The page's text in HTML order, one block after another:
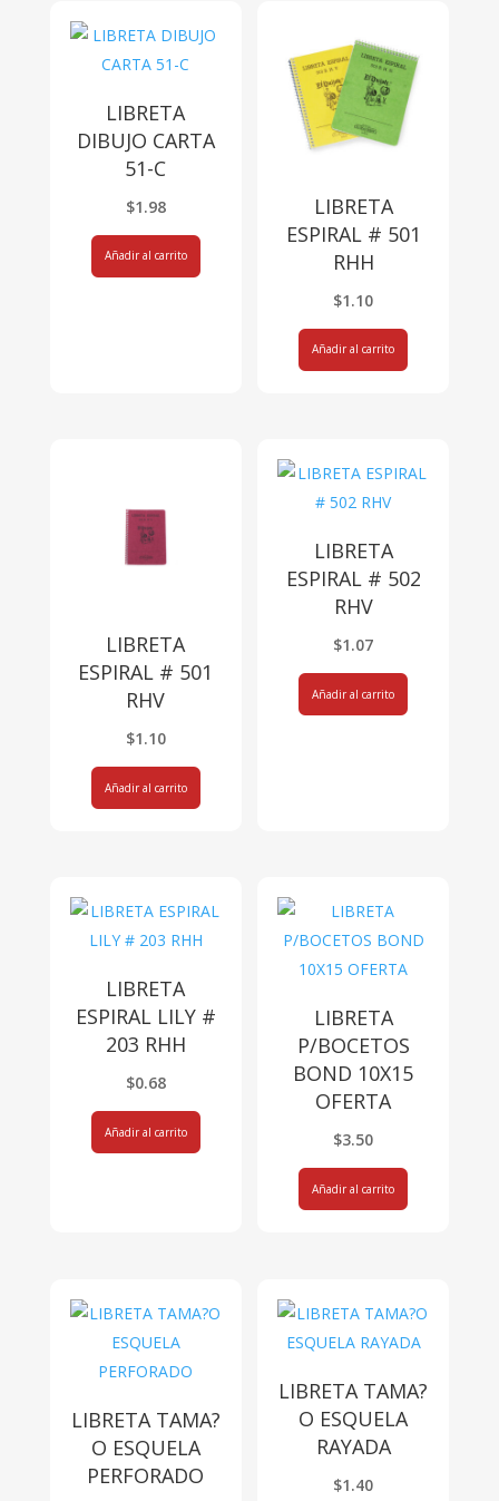
LIBRETA
DIBUJO CARTA
51-C
$1.98
Añadir al carrito
LIBRETA
ESPIRAL # 501
RHH
$1.10
Añadir al carrito
LIBRETA
ESPIRAL # 501
RHV
$1.10
Añadir al carrito
LIBRETA
ESPIRAL # 502
RHV
$1.07
Añadir al carrito
LIBRETA
ESPIRAL LILY #
203 RHH
$0.68
Añadir al carrito
LIBRETA
P/BOCETOS
BOND 10X15
OFERTA
$3.50
Añadir al carrito
LIBRETA TAMA?
O ESQUELA
PERFORADO
LIBRETA TAMA?
O ESQUELA
RAYADA
$1.40